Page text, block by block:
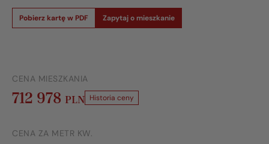
Pobierz kartę w PDF Zapytaj o mieszkanie
CENA MIESZKANIA
712 978 PLN Historia ceny
CENA ZA METR KW.